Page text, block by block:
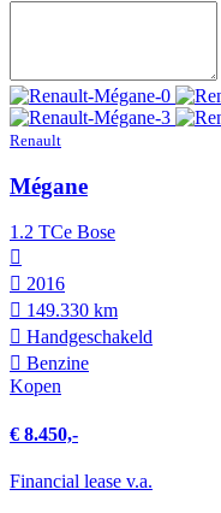
Renault
Mégane
1.2 TCe Bose
2016
149.330 km
Hand­geschakeld
Benzine
Kopen
€ 8.450,-
Financial lease v.a.